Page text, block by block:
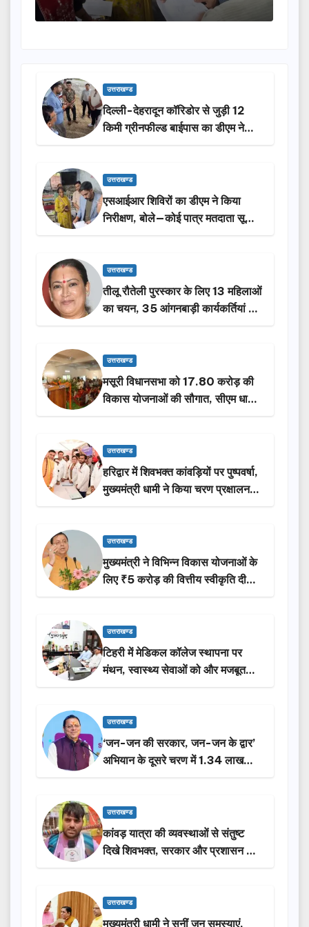
उत्तराखण्ड
दिल्ली-देहरादून कॉरिडोर से जुड़ी 12
किमी ग्रीनफील्ड बाईपास का डीएम ने
किया निरीक्षण…
उत्तराखण्ड
एसआईआर शिविरों का डीएम ने किया
निरीक्षण, बोले—कोई पात्र मतदाता सूची
से न छूटे…
उत्तराखण्ड
तीलू रौतेली पुरस्कार के लिए 13 महिलाओं
का चयन, 35 आंगनबाड़ी कार्यकर्तियां भी
होंगी सम्मानित…
उत्तराखण्ड
मसूरी विधानसभा को 17.80 करोड़ की
विकास योजनाओं की सौगात, सीएम धामी
ने किया लोकार्पण-शिलान्यास.
उत्तराखण्ड
हरिद्वार में शिवभक्त कांवड़ियों पर पुष्पवर्षा,
मुख्यमंत्री धामी ने किया चरण प्रक्षालन…
उत्तराखण्ड
मुख्यमंत्री ने विभिन्न विकास योजनाओं के
लिए ₹5 करोड़ की वित्तीय स्वीकृति दी…
उत्तराखण्ड
टिहरी में मेडिकल कॉलेज स्थापना पर
मंथन, स्वास्थ्य सेवाओं को और मजबूत
करेगी सरकार: मुख्यमंत्री धामी…
उत्तराखण्ड
‘जन-जन की सरकार, जन-जन के द्वार’
अभियान के दूसरे चरण में 1.34 लाख
लोगों की भागीदारी…
उत्तराखण्ड
कांवड़ यात्रा की व्यवस्थाओं से संतुष्ट
दिखे शिवभक्त, सरकार और प्रशासन की
सराहना…
उत्तराखण्ड
मुख्यमंत्री धामी ने सुनीं जन समस्याएं,